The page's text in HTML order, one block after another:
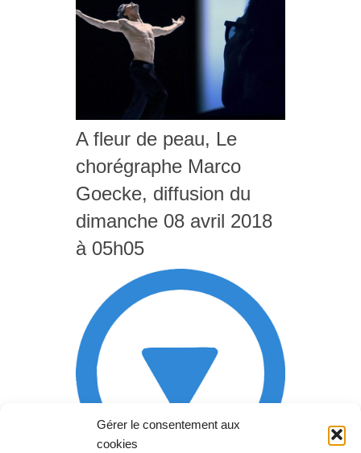
Gérer le consentement aux
cookies
A fleur de peau, Le
chorégraphe Marco
Goecke, diffusion du
dimanche 08 avril 2018
à 05h05